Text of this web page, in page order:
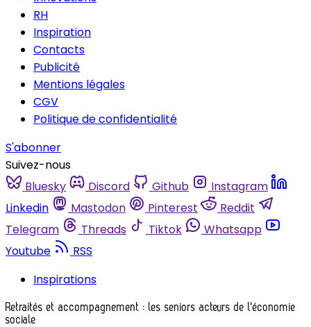
RH
Inspiration
Contacts
Publicité
Mentions légales
CGV
Politique de confidentialité
S'abonner
Suivez-nous
Bluesky
Discord Github
Instagram
Linkedin
Mastodon Pinterest
Reddit
Telegram
Threads Tiktok
Whatsapp
Youtube
RSS
Inspirations
Retraités et accompagnement : les seniors acteurs de l'économie
sociale